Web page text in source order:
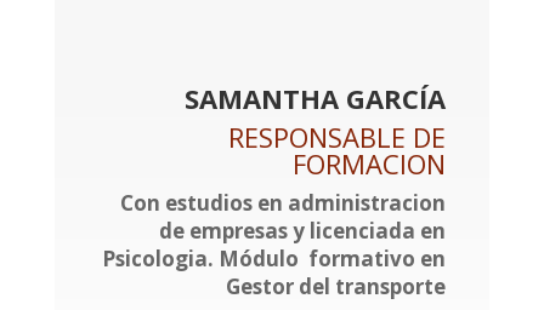
SAMANTHA GARCÍA
RESPONSABLE DE
FORMACION
Con estudios en administracion
de empresas y licenciada en
Psicologia. Módulo formativo en
Gestor del transporte